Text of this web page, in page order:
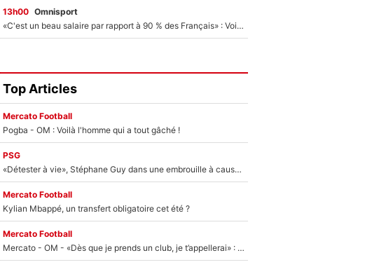
13h00 Omnisport
«C'est un beau salaire par rapport à 90 % des Français» : Voilà combien touchait Nelson Monfort sur France Télévisions avant de rejoindre CNews
Top Articles
Mercato Football
Pogba - OM : Voilà l'homme qui a tout gâché !
PSG
«Détester à vie», Stéphane Guy dans une embrouille à cause du PSG !
Mercato Football
Kylian Mbappé, un transfert obligatoire cet été ?
Mercato Football
Mercato - OM - «Dès que je prends un club, je t’appellerai» : La promesse de Marcelino au moment de claquer la porte